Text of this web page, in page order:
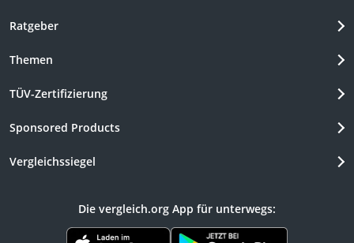
Ratgeber
Themen
TÜV-Zertifizierung
Sponsored Products
Vergleichssiegel
Die vergleich.org App für unterwegs: